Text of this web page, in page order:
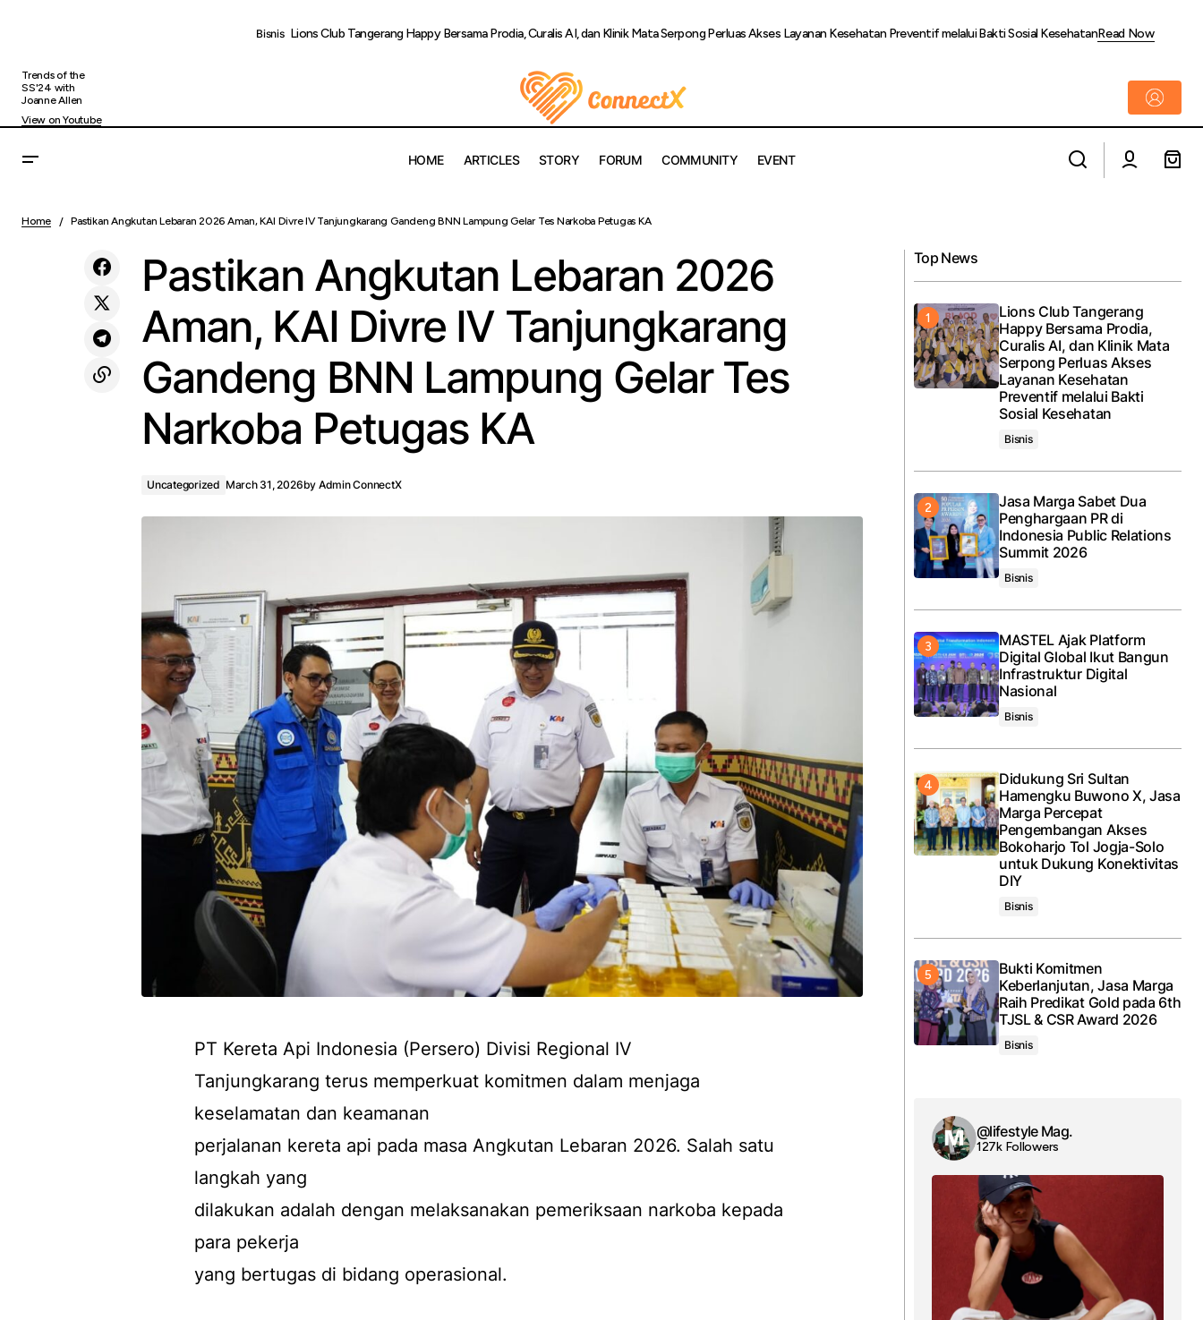
Bisnis Lions Club Tangerang Happy Bersama Prodia, Curalis AI, dan Klinik Mata Serpong Perluas Akses Layanan Kesehatan Preventif melalui Bakti Sosial KesehatanRead Now
Trends of the
SS'24 with
Joanne Allen
View on Youtube
HOME ARTICLES STORY FORUM COMMUNITY EVENT
dan Die Cut di Supplier X Banner
Uncategorized Lampung Gelar Tes Narkoba Petugas KA
Home Pastikan Angkutan Lebaran 2026 Aman, KAI Divre IV Tanjungkarang Gandeng BNN Lampung Gelar Tes Narkoba Petugas KA
Pastikan Angkutan Lebaran 2026
Aman, KAI Divre IV Tanjungkarang
Gandeng BNN Lampung Gelar Tes
Narkoba Petugas KA
Uncategorized March 31, 2026by Admin ConnectX
PT Kereta Api Indonesia (Persero) Divisi Regional IV
Tanjungkarang terus memperkuat komitmen dalam menjaga
keselamatan dan keamanan
perjalanan kereta api pada masa Angkutan Lebaran 2026. Salah satu
langkah yang
dilakukan adalah dengan melaksanakan pemeriksaan narkoba kepada
para pekerja
yang bertugas di bidang operasional.
Top News
Lions Club Tangerang
Happy Bersama Prodia,
Curalis AI, dan Klinik Mata
Serpong Perluas Akses
Layanan Kesehatan
Preventif melalui Bakti
Sosial Kesehatan
Bisnis
Jasa Marga Sabet Dua
Penghargaan PR di
Indonesia Public Relations
Summit 2026
Bisnis
MASTEL Ajak Platform
Digital Global Ikut Bangun
Infrastruktur Digital
Nasional
Bisnis
Didukung Sri Sultan
Hamengku Buwono X, Jasa
Marga Percepat
Pengembangan Akses
Bokoharjo Tol Jogja-Solo
untuk Dukung Konektivitas
DIY
Bisnis
Bukti Komitmen
Keberlanjutan, Jasa Marga
Raih Predikat Gold pada 6th
TJSL & CSR Award 2026
Bisnis
@lifestyle Mag.
127k Followers